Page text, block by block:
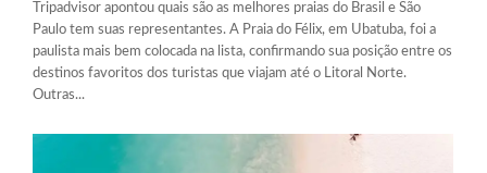
Tripadvisor apontou quais são as melhores praias do Brasil e São
Paulo tem suas representantes. A Praia do Félix, em Ubatuba, foi a
paulista mais bem colocada na lista, confirmando sua posição entre os
destinos favoritos dos turistas que viajam até o Litoral Norte.
Outras...